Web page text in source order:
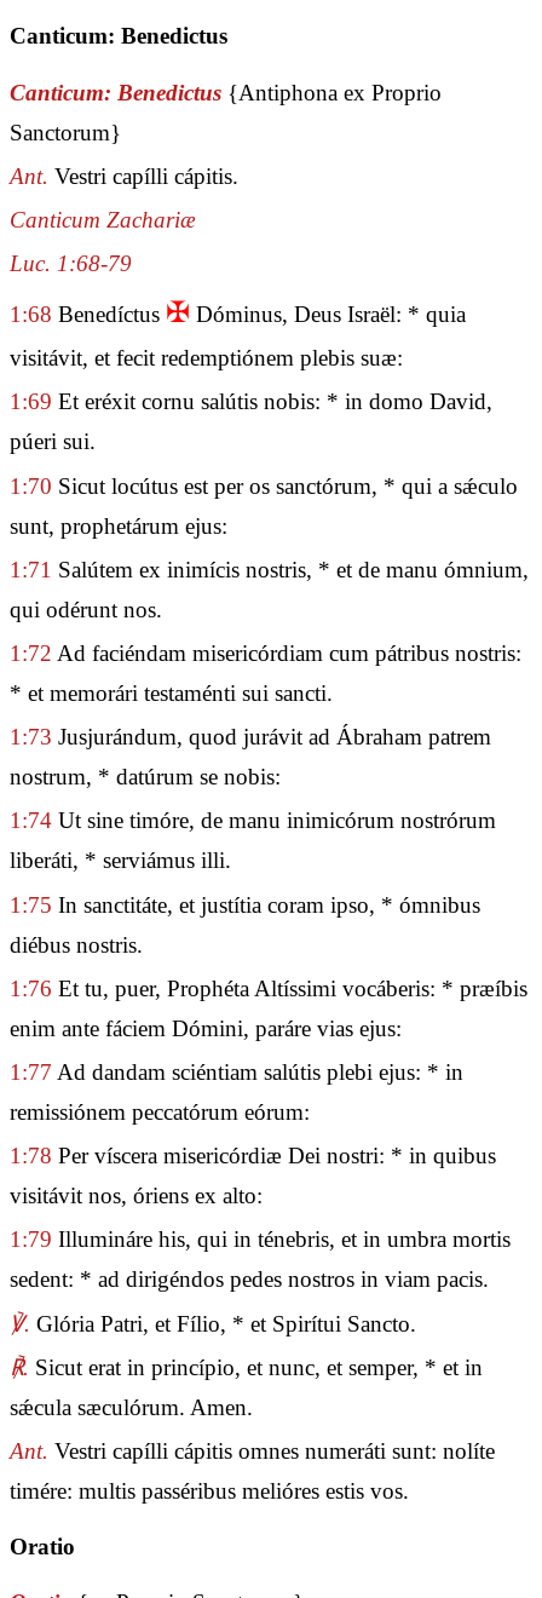
Canticum: Benedictus
Canticum: Benedictus {Antiphona ex Proprio
Sanctorum}
Ant. Vestri capílli cápitis.
Canticum Zachariæ
Luc. 1:68-79
1:68 Benedíctus ✠ Dóminus, Deus Israël: * quia
visitávit, et fecit redemptiónem plebis suæ:
1:69 Et eréxit cornu salútis nobis: * in domo David,
púeri sui.
1:70 Sicut locútus est per os sanctórum, * qui a sǽculo
sunt, prophetárum ejus:
1:71 Salútem ex inimícis nostris, * et de manu ómnium,
qui odérunt nos.
1:72 Ad faciéndam misericórdiam cum pátribus nostris:
* et memorári testaménti sui sancti.
1:73 Jusjurándum, quod jurávit ad Ábraham patrem
nostrum, * datúrum se nobis:
1:74 Ut sine timóre, de manu inimicórum nostrórum
liberáti, * serviámus illi.
1:75 In sanctitáte, et justítia coram ipso, * ómnibus
diébus nostris.
1:76 Et tu, puer, Prophéta Altíssimi vocáberis: * præíbis
enim ante fáciem Dómini, paráre vias ejus:
1:77 Ad dandam sciéntiam salútis plebi ejus: * in
remissiónem peccatórum eórum:
1:78 Per víscera misericórdiæ Dei nostri: * in quibus
visitávit nos, óriens ex alto:
1:79 Illumináre his, qui in ténebris, et in umbra mortis
sedent: * ad dirigéndos pedes nostros in viam pacis.
℣. Glória Patri, et Fílio, * et Spirítui Sancto.
℟. Sicut erat in princípio, et nunc, et semper, * et in
sǽcula sæculórum. Amen.
Ant. Vestri capílli cápitis omnes numeráti sunt: nolíte
timére: multis passéribus melióres estis vos.
Oratio